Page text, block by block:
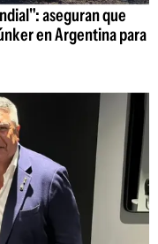
aseguran que
en Argentina para